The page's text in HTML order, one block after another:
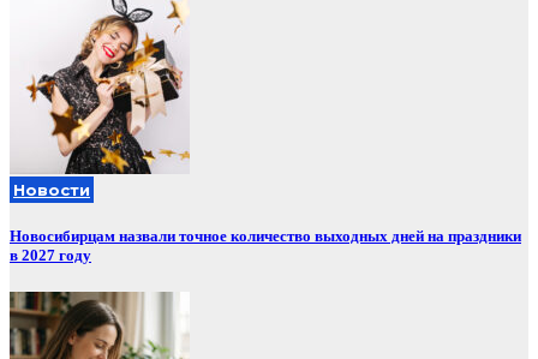
Новости
Новосибирцам назвали точное количество выходных дней на праздники
в 2027 году